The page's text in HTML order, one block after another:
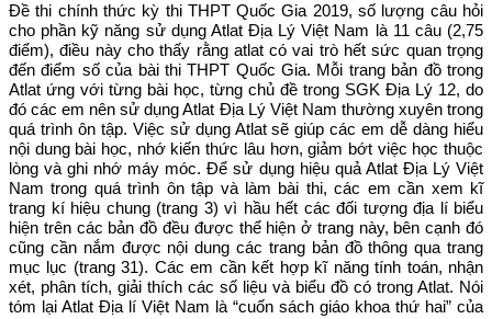
Đề thi chính thức kỳ thi THPT Quốc Gia 2019, số lượng câu hỏi
cho phần kỹ năng sử dụng Atlat Địa Lý Việt Nam là 11 câu (2,75
điểm), điều này cho thấy rằng atlat có vai trò hết sức quan trọng
đến điểm số của bài thi THPT Quốc Gia. Mỗi trang bản đồ trong
Atlat ứng với từng bài học, từng chủ đề trong SGK Địa Lý 12, do
đó các em nên sử dụng Atlat Địa Lý Việt Nam thường xuyên trong
quá trình ôn tập. Việc sử dụng Atlat sẽ giúp các em dễ dàng hiểu
nội dung bài học, nhớ kiến thức lâu hơn, giảm bớt việc học thuộc
lòng và ghi nhớ máy móc. Để sử dụng hiệu quả Atlat Địa Lý Việt
Nam trong quá trình ôn tập và làm bài thi, các em cần xem kĩ
trang kí hiệu chung (trang 3) vì hầu hết các đối tượng địa lí biểu
hiện trên các bản đồ đều được thể hiện ở trang này, bên cạnh đó
cũng cần nắm được nội dung các trang bản đồ thông qua trang
mục lục (trang 31). Các em cần kết hợp kĩ năng tính toán, nhận
xét, phân tích, giải thích các số liệu và biểu đồ có trong Atlat. Nói
tóm lại Atlat Địa lí Việt Nam là “cuốn sách giáo khoa thứ hai” của